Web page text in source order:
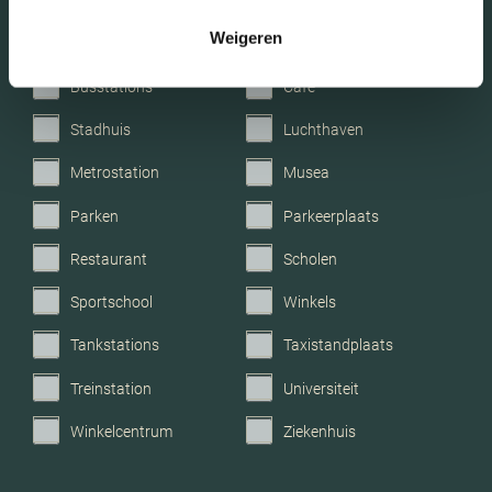
Weigeren
Busstations Café
Stadhuis Luchthaven
Metrostation Musea
Parken Parkeerplaats
Restaurant Scholen
Sportschool Winkels
Tankstations Taxistandplaats
Treinstation Universiteit
Winkelcentrum Ziekenhuis